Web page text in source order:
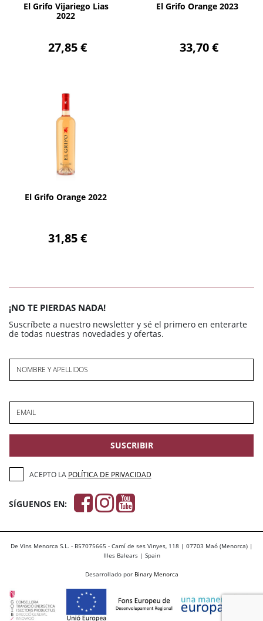
El Grifo Vijariego Lias
2022
27,85 €
El Grifo Orange 2023
33,70 €
El Grifo Orange 2022
31,85 €
¡NO TE PIERDAS NADA!
Suscríbete a nuestro newsletter y sé el primero en enterarte
de todas nuestras novedades y ofertas.
NOMBRE Y APELLIDOS
EMAIL
SUSCRIBIR
ACEPTO LA POLÍTICA DE PRIVACIDAD
SÍGUENOS EN:
De Vins Menorca S.L. - B57075665 - Camí de ses Vinyes, 118 | 07703 Maó (Menorca) |
Illes Balears | Spain
Desarrollado por Binary Menorca